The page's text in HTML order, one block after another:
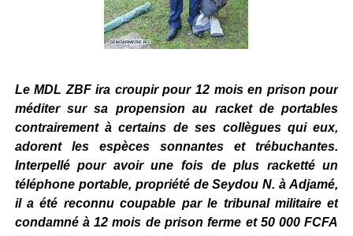
Le MDL ZBF ira croupir pour 12 mois en prison pour
méditer sur sa propension au racket de portables
contrairement à certains de ses collègues qui eux,
adorent les espèces sonnantes et trébuchantes.
Interpellé pour avoir une fois de plus racketté un
téléphone portable, propriété de Seydou N. à Adjamé,
il a été reconnu coupable par le tribunal militaire et
condamné à 12 mois de prison ferme et 50 000 FCFA